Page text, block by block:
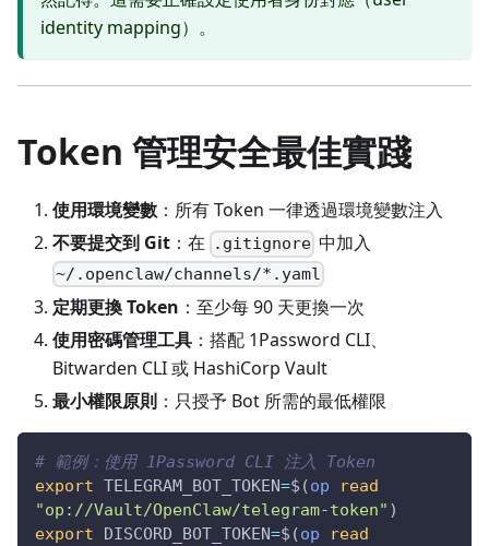
identity mapping）。
Token 管理安全最佳實踐
使用環境變數 ：所有 Token 一律透過環境變數注入
不要提交到 Git ：在 .gitignore 中加入
~/.openclaw/channels/*.yaml
定期更換 Token ：至少每 90 天更換一次
使用密碼管理工具 ：搭配 1Password CLI、
Bitwarden CLI 或 HashiCorp Vault
最小權限原則 ：只授予 Bot 所需的最低權限
# 範例：使用 1Password CLI 注入 Token
export TELEGRAM_BOT_TOKEN=$(op
read
"op://Vault/OpenClaw/telegram-token" )
export
DISCORD_BOT_TOKEN=$(op
read